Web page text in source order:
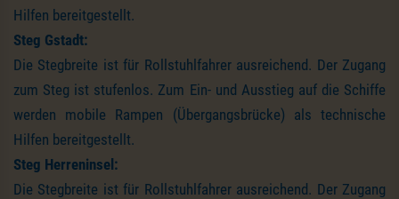
Hilfen bereitgestellt.
Steg Gstadt:
Die Stegbreite ist für Rollstuhlfahrer ausreichend. Der Zugang
zum Steg ist stufenlos. Zum Ein- und Ausstieg auf die Schiffe
werden mobile Rampen (Übergangsbrücke) als technische
Hilfen bereitgestellt.
Steg Herreninsel:
Die Stegbreite ist für Rollstuhlfahrer ausreichend. Der Zugang